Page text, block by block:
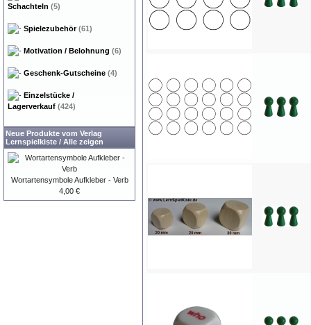
Schachteln (5)
Spielezubehör(61)
Motivation / Belohnung (6)
Geschenk-Gutscheine (4)
Einzelstücke /
Lagerverkauf (424)
Neue Produkte vom Verlag
Lernspielkiste / Alle zeigen
Wortartensymbole Aufkleber - Verb
4,00 €